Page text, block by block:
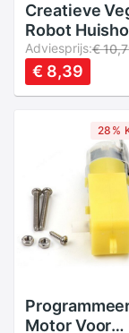
Creatieve
Robot
Intelligente
Speelgoed
Stofzuiger
Speelgoed
Adviesprijs:€
€ 8,39
28%
Motor Voor